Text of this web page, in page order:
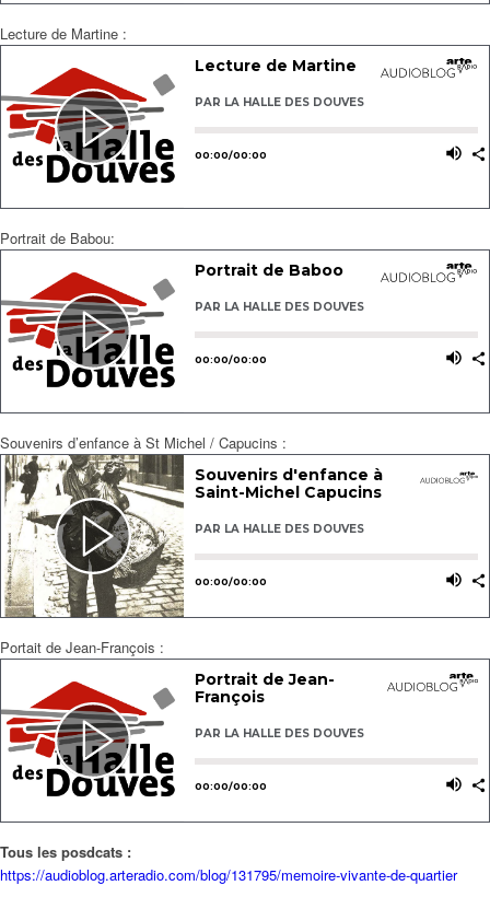
Lecture de Martine :
Portrait de Babou:
Souvenirs d’enfance à St Michel / Capucins :
Portait de Jean-François :
Tous les posdcats :
https://audioblog.arteradio.com/blog/131795/memoire-vivante-de-quartier